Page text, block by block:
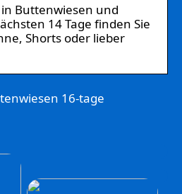
Buttenwiesen und
14 Tage finden Sie
Shorts oder lieber
16-tage